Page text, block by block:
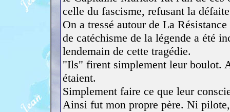
celle du fascisme, refusant la
On a tressé autour de La
de catéchisme de la légende a été
lendemain de cette tragédie.
"Ils" firent simplement leur boulot.
étaient.
Simplement faire ce que leur
Ainsi fut mon propre père. Ni